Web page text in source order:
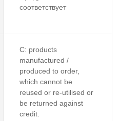
соответствует
C: products
manufactured /
produced to order,
which cannot be
reused or re-utilised or
be returned against
credit.